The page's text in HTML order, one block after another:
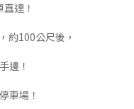
達！
約100公尺後，
邊！
車場！